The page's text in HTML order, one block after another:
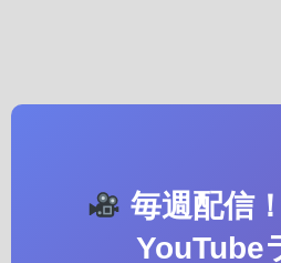
毎週配信
YouTube